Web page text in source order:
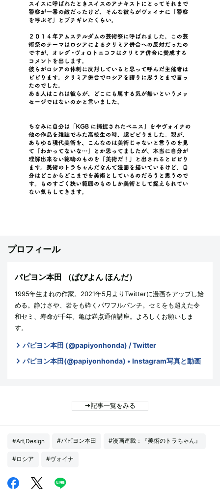
プロフィール
パピヨン本田 （ぱぴよん ほんだ）
1995年生まれの作家。2021年5月よりTwitterに漫画をアップし始
める。静けさや、岩をも砕くパワフルパンチ。セミをも超えた令
和セミ、寿命が千年。亀は満点通信講座。よろしくお願いしま
す。
パピヨン本田 (@papiyonhonda) / Twitter
パピヨン本田(@papiyonhonda) • Instagram写真と動画
記事一覧をみる
#Art,Design #パピヨン本田 #漫画連載：『美術のトラちゃん』
#ロシア #ヴォイナ